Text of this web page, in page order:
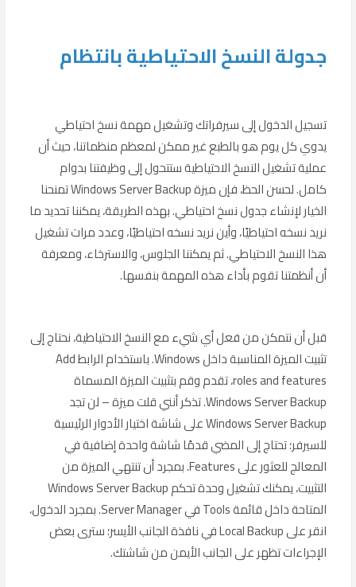
جدولة النسخ الاحتياطية بانتظام
تسجيل الدخول إلى سيرفراتك وتشغيل مهمة نسخ احتياطي
يدوي كل يوم هو بالطبع غير ممكن لمعظم منظماتنا، حيث أن
عملية تشغيل النسخ الاحتياطية ستتحول إلى وظيفتنا بدوام
كامل. لحسن الحظ، فإن ميزة Windows Server Backup تمنحنا
الخيار لإنشاء جدول نسخ احتياطي. بهذه الطريقة، يمكننا تحديد ما
نريد نسخه احتياطيًا، وأين نريد نسخه احتياطيًا، وعدد مرات تشغيل
هذا النسخ الاحتياطي. ثم يمكننا الجلوس، والاسترخاء، ومعرفة
أن أنظمتنا تقوم بأداء هذه المهمة بنفسها.
قبل أن نتمكن من فعل أي شيء مع النسخ الاحتياطية، نحتاج إلى
تثبيت الميزة المناسبة داخل Windows. باستخدام الرابط Add
roles and features، تقدم وقم بتثبيت الميزة المسماة
Windows Server Backup. تذكر أنني قلت ميزة – لن تجد
Windows Server Backup على شاشة اختيار الأدوار الرئيسية
للسيرفر؛ تحتاج إلى المضي قدمًا شاشة واحدة إضافية في
المعالج للعثور على Features. بمجرد أن تنتهي الميزة من
التثبيت، يمكنك تشغيل وحدة تحكم Windows Server Backup
المتاحة داخل قائمة Tools في Server Manager. بمجرد الدخول،
انقر على Local Backup في نافذة الجانب الأيسر؛ سترى بعض
الإجراءات تظهر على الجانب الأيمن من شاشتك.